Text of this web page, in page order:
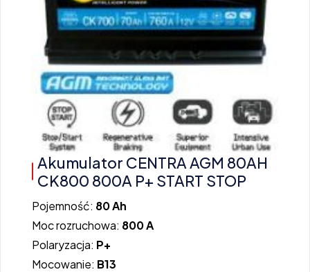
Akumulator CENTRA AGM 80AH
CK800 800A P+ START STOP
Pojemność: 80 Ah
Moc rozruchowa: 800 A
Polaryzacja: P+
Mocowanie: B13